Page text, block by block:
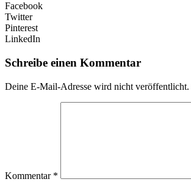
Facebook
Twitter
Pinterest
LinkedIn
Schreibe einen Kommentar
Deine E-Mail-Adresse wird nicht veröffentlicht.
Kommentar *